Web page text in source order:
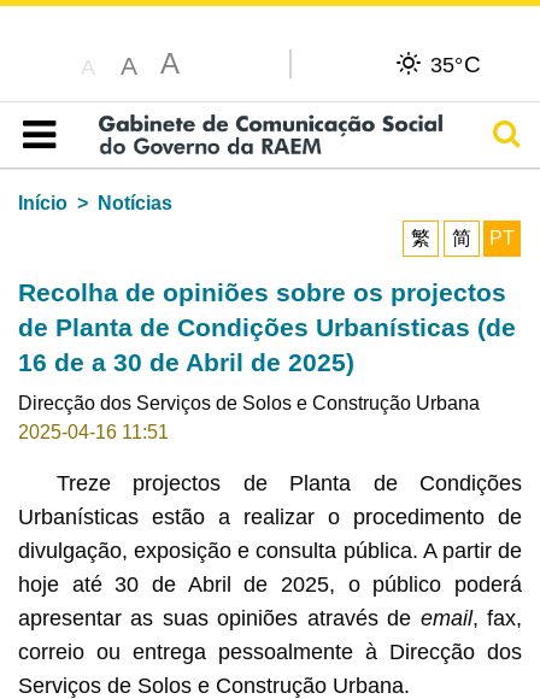
A A A 35°C
Índice
Início
Notícias
繁
简 PT
Recolha de opiniões sobre os projectos
de Planta de Condições Urbanísticas (de
16 de a 30 de Abril de 2025)
Direcção dos Serviços de Solos e Construção Urbana
2025-04-16 11:51
Treze projectos de Planta de Condições
Urbanísticas estão a realizar o procedimento de
divulgação, exposição e consulta pública. A partir de
hoje até 30 de Abril de 2025, o público poderá
apresentar as suas opiniões através de email, fax,
correio ou entrega pessoalmente à Direcção dos
Serviços de Solos e Construção Urbana.